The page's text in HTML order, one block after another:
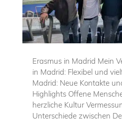
Erasmus in Madrid Mein
in Madrid: Flexibel und
Madrid: Neue Kontakte
Highlights Offene
herzliche Kultur
Unterschiede zwischen